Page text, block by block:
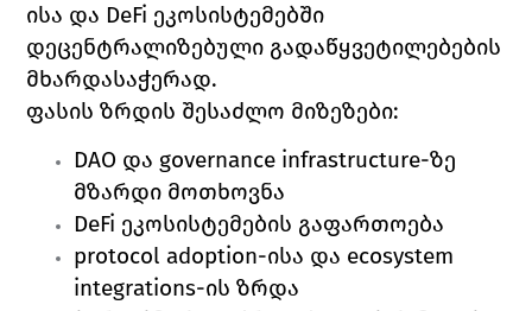
ისა და DeFi ეკოსისტემებში
დეცენტრალიზებული გადაწყვეტილებების
მხარდასაჭერად.
ფასის ზრდის შესაძლო მიზეზები:
DAO და governance infrastructure-ზე
მზარდი მოთხოვნა
DeFi ეკოსისტემების გაფართოება
protocol adoption-ისა და ecosystem
integrations-ის ზრდა